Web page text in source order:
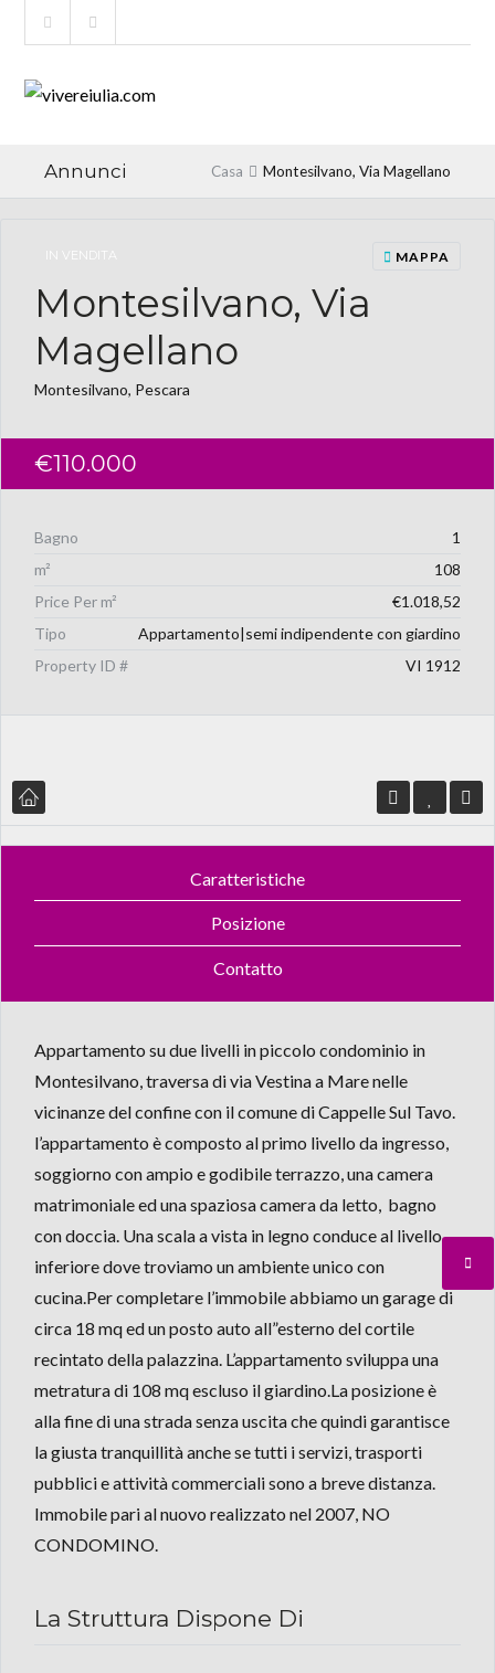
Annunci Casa Montesilvano, Via Magellano
IN VENDITA
Montesilvano, Via
Magellano
Montesilvano, Pescara
MAPPA
€110.000
Bagno
1
m²
108
Price Per m²
€1.018,52
Tipo
Appartamento|semi indipendente con giardino
Property ID #
VI 1912
Caratteristiche
Posizione
Contatto
Appartamento su due livelli in piccolo condominio in
Montesilvano, traversa di via Vestina a Mare nelle
vicinanze del confine con il comune di Cappelle Sul Tavo.
l’appartamento è composto al primo livello da ingresso,
soggiorno con ampio e godibile terrazzo, una camera
matrimoniale ed una spaziosa camera da letto, bagno
con doccia. Una scala a vista in legno conduce al livello
inferiore dove troviamo un ambiente unico con
cucina.Per completare l’immobile abbiamo un garage di
circa 18 mq ed un posto auto all”esterno del cortile
recintato della palazzina. L’appartamento sviluppa una
metratura di 108 mq escluso il giardino.La posizione è
alla fine di una strada senza uscita che quindi garantisce
la giusta tranquillità anche se tutti i servizi, trasporti
pubblici e attività commerciali sono a breve distanza.
Immobile pari al nuovo realizzato nel 2007, NO
CONDOMINO.
La Struttura Dispone Di